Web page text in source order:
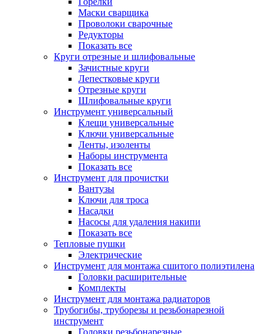
Маски сварщика
Проволоки сварочные
Редукторы
Показать все
Круги отрезные и шлифовальные
Зачистные круги
Лепестковые круги
Отрезные круги
Шлифовальные круги
Инструмент универсальный
Клещи универсальные
Ключи универсальные
Ленты, изоленты
Наборы инструмента
Показать все
Инструмент для прочистки
Вантузы
Ключи для троса
Насадки
Насосы для удаления накипи
Показать все
Тепловые пушки
Электрические
Инструмент для монтажа сшитого полиэтилена
Головки расширительные
Комплекты
Инструмент для монтажа радиаторов
Трубогибы, труборезы и резьбонарезной
инструмент
Головки резьбонарезные